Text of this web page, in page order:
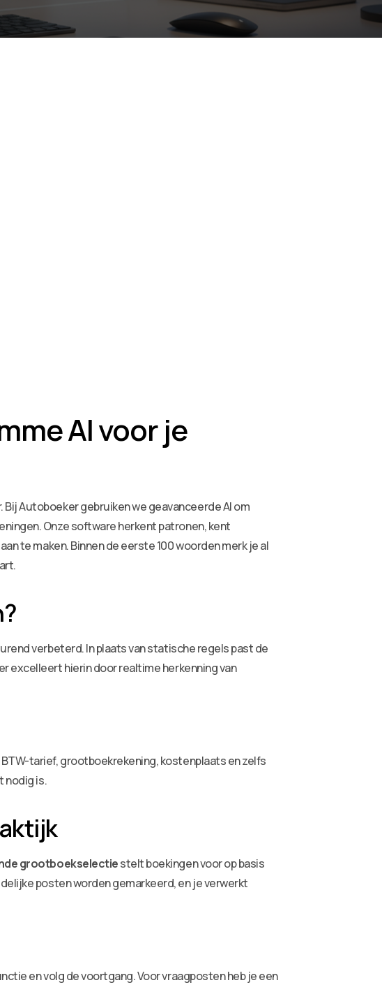
AI voor je
Bij Autoboeker gebruiken we geavanceerde AI om
Onze software herkent patronen, kent
te maken. Binnen de eerste 100 woorden merk je al
verbeterd. In plaats van statische regels past de
excelleert hierin door realtime herkenning van
tarief, grootboekrekening, kostenplaats en zelfs
nodig is.
grootboekselectiestelt boekingen voor op basis
posten worden gemarkeerd, en je verwerkt
en volg de voortgang. Voor vraagposten heb je een